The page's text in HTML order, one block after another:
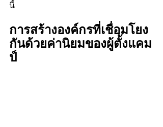
นี้
การสร้างองค์กรที่เชื่อมโยง
กันด้วยค่านิยมของผู้ตั้งแคม
ป์